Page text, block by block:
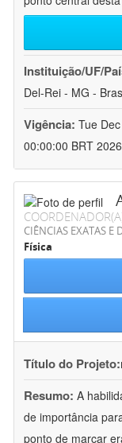
Instituição/UF/
Del-Rei - MG -
Vigência: Tue
00:00:00 BRT 2026
CIÊNCIAS EXATAS E
Física
Título do Projeto:
Resumo: A
de importância
ponto de marcar